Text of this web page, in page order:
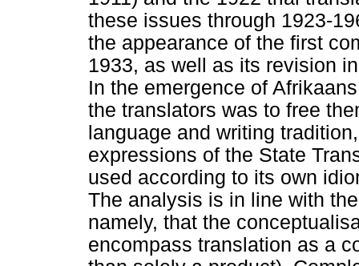
these issues through 1923-
the appearance of the first
1933, as well as its revision
In the emergence of
the translators was to free
language and writing
expressions of the State
used according to its own
The analysis is in line with
namely, that the
encompass translation as a